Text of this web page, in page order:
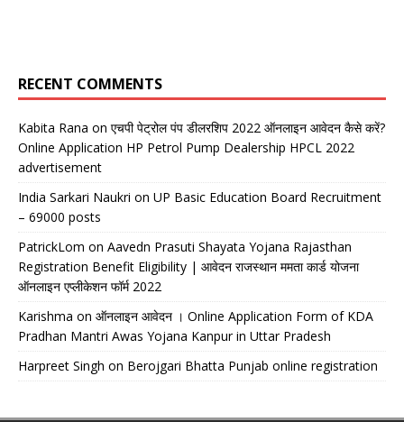
RECENT COMMENTS
Kabita Rana on एचपी पेट्रोल पंप डीलरशिप 2022 ऑनलाइन आवेदन कैसे करें?
Online Application HP Petrol Pump Dealership HPCL 2022
advertisement
India Sarkari Naukri on UP Basic Education Board Recruitment
– 69000 posts
PatrickLom on Aavedn Prasuti Shayata Yojana Rajasthan
Registration Benefit Eligibility | आवेदन राजस्थान ममता कार्ड योजना
ऑनलाइन एप्लीकेशन फॉर्म 2022
Karishma on ऑनलाइन आवेदन । Online Application Form of KDA
Pradhan Mantri Awas Yojana Kanpur in Uttar Pradesh
Harpreet Singh on Berojgari Bhatta Punjab online registration